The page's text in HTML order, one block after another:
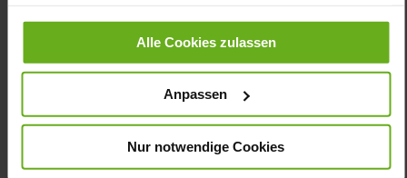
gesammelt haben.
Alle Cookies zulassen
Anpassen
Nur notwendige Cookies
Mehr
H
Lederfußbett